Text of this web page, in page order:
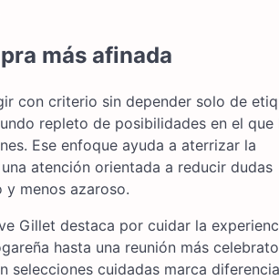
más afinada
con criterio sin depender solo de
repleto de posibilidades en el que
Ese enfoque ayuda a aterrizar la
atención orientada a reducir dudas
menos azaroso.
Gillet destaca por cuidar la
hasta una reunión más
selecciones cuidadas marca diferencia